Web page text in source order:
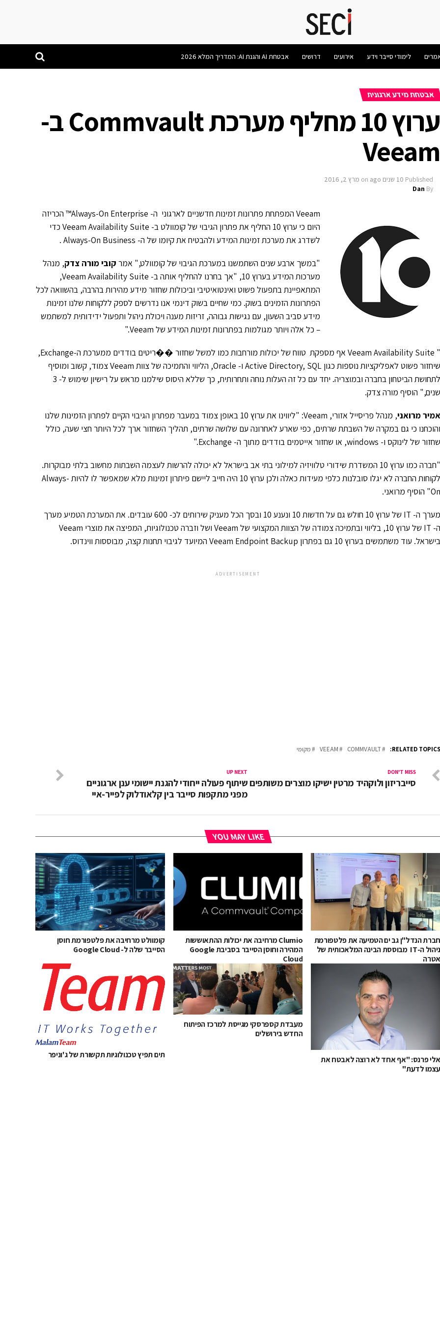
לימודי סייבר וידע אירועים דרושים אבטחת AI והגנת AI: המדריך המלא 2026
אבטחת מידע ארגונית
ערוץ 10 מחליף מערכת Commvault ב-
Veeam
Published 10 שנים ago on מרץ 2, 2016
By
Dan
Veeam המפתחת פתרונות זמינות חדשניים לארגוני ה- Always-On Enterprise™ הכריזה
היום כי ערוץ 10 החליף את פתרון הגיבוי של קומוולט ב- Veeam Availability Suite כדי
לשדרג את מערכת זמינות המידע ולהבטיח את קיומו של ה- Always-On Business .
"במשך ארבע שנים השתמשנו במערכת הגיבוי של קומוולט," אמר קובי מורה צדק, מנהל
מערכות המידע בערוץ 10, "אך בחרנו להחליף אותה ב- Veeam Availability Suite,
המתאפיינת בתפעול פשוט ואינטואיטיבי וביכולות שחזור מידע מהירות בהרבה, בהשוואה לכל
הפתרונות הזמינים בשוק. כמי שחיים בשוק דינמי אנו נדרשים לספק ללקוחות שלנו זמינות
מידע סביב השעון, עם נגישות גבוהה, זריזות מענה ויכולת ניהול ותפעול ידידותית למשתמש
– כל אלה ויותר מגולמות בפתרונות זמינות המידע של Veeam."
" Veeam Availability Suite אף מספקת טווח של יכולות מורחבות כמו למשל שחזור ��ריטים בודדים ממערכת ה-Exchange,
שיחזור פשוט לאפליקציות נוספות כגון Active Directory, SQL ו- Oracle, הליווי והתמיכה של צוות Veeam צמוד, קשוב ומוסיף
לתחושת הביטחון בחברה ובמוצריה. יחד עם כל זה העלות נוחה ותחרותית, כך שללא היסוס שילמנו מראש על רישיון שימוש ל- 3
שנים," הוסיף מורה צדק.
אמיר מרואני
, מנהל פריסייל אזורי, Veeam: "ליווינו את ערוץ 10 באופן צמוד במעבר מפתרון הגיבוי הקיים לפתרון הזמינות שלנו
והוכחנו כי גם במקרה של השבתת שרתים, כפי שארע לאחרונה עם שלושה שרתים, תהליך השחזור ארך לכל היותר חצי שעה, כולל
שחזור של לינוקס ו- windows, או שחזור אייטמים בודדים מתוך ה- Exchange."
"חברה כמו ערוץ 10 המשדרת שידורי טלוויזיה למילוני בתי אב בישראל לא יכולה להרשות לעצמה השבתות מחשוב בלתי מבוקרות.
לקוחות החברה לא יגלו סובלנות כלפי מעידות כאלה ולכן ערוץ 10 היה חייב ליישם פיתרון זמינות מלא שמאפשר לו להיות Always-
On" הוסיף מרואני.
מערך ה- IT של ערוץ 10 חולש גם על חדשות 10 ונענע 10 ובסך הכל מעניק שירותים לכ- 600 עובדים. את המערכת הטמיע מערך
ה- IT של ערוץ 10, בליווי ובתמיכה צמודה של הצוות המקצועי של Veeam ושל וזברה טכנולוגיות, המפיצה את מוצרי Veeam
בישראל. עוד משתמשים בערוץ 10 גם בפתרון Veeam Endpoint Backup המיועד לגיבוי תחנות קצה, מבוססות ווינדוס.
ADVERTISEMENT
RELATED TOPICS:
COMMVAULT
VEEAM מקומי
UP NEXT
שיתוף פעולה ייחודי להגנת יישומי ענן ארגוניים
מפני מתקפות סייבר בין קלאודלוק לפייר-איי
DON'T MISS
סייבריזון ולוקהיד מרטין ישיקו מוצרים משותפים
YOU MAY LIKE
חברת הנדל"ן גב ים הטמיעה את פלטפורמת
ניהול ה-IT מבוססת הבינה המלאכותית של
אטרה
Clumio מרחיבה את יכולות ההתאוששות
המהירה וחוסן הסייבר בסביבת Google
Cloud
קומוולט מרחיבה את פלטפורמת חוסן
הסייבר שלה ל- Google Cloud
אלי פרנס: "אף אחד לא רוצה לאבטח את
עצמו לדעת"
מעבדת קספרסקי מגייסת למרכז הפיתוח
החדש בירושלים
תים תפיץ טכנולוגיות תקשורת של ג'וניפר